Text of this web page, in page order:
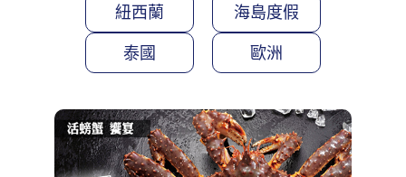
紐西蘭 海島度假
泰國 歐洲